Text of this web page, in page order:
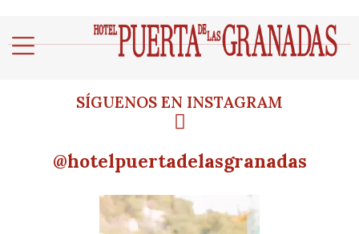
SÍGUENOS EN INSTAGRAM
@hotelpuertadelasgranadas